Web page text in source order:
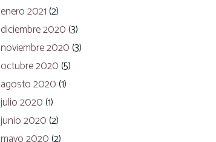
enero 2021 (2)
diciembre 2020 (3)
noviembre 2020 (3)
octubre 2020 (5)
agosto 2020 (1)
julio 2020 (1)
junio 2020 (2)